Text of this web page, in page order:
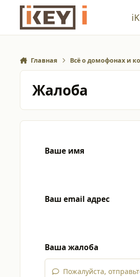
Перейти к содержанию
Главная Всё о домофонах и
Жалоба
Ваше имя
Ваш email адрес
Ваша жалоба
Пожалуйста,